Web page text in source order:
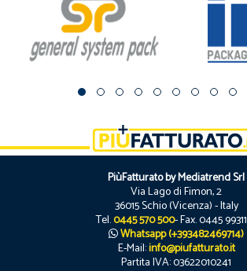
PiùFatturato by Mediatrend Srl
Via Lago di Fimon, 2
36015 Schio (Vicenza) - Italy
Tel.0445 570 500- Fax. 0445
Whatsapp (+393482469714)
E-Mail:info@piufatturato.it
Partita IVA: 03622010241